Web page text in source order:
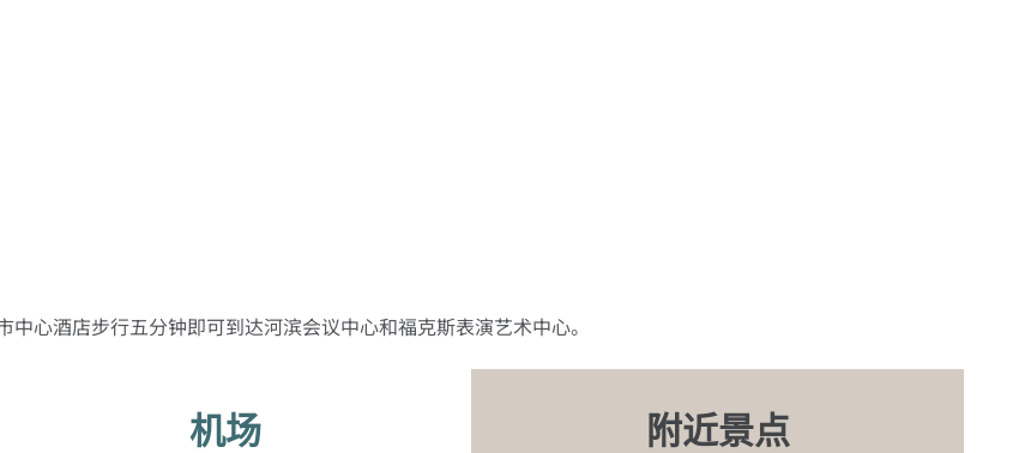
中心酒店步行五分钟即可到达河滨会议中心和福克斯表演艺术中心。
机场 附近景点